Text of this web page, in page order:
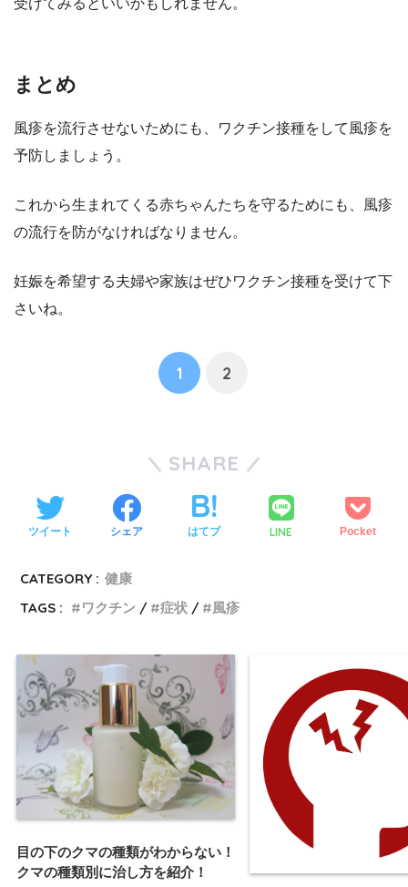
受けてみるといいかもしれません。
まとめ
風疹を流行させないためにも、ワクチン接種をして風疹を
予防しましょう。
これから生まれてくる赤ちゃんたちを守るためにも、風疹
の流行を防がなければなりません。
妊娠を希望する夫婦や家族はぜひワクチン接種を受けて下
さいね。
1 2
SHARE
ツイート シェア はてブ LINE Pocket
CATEGORY : 健康
TAGS :
ワクチン 症状 風疹
目の下のクマの種類がわからない！
クマの種類別に治し方を紹介！